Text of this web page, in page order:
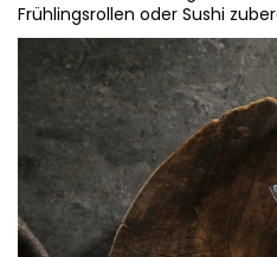
Frühlingsrollen oder Sushi